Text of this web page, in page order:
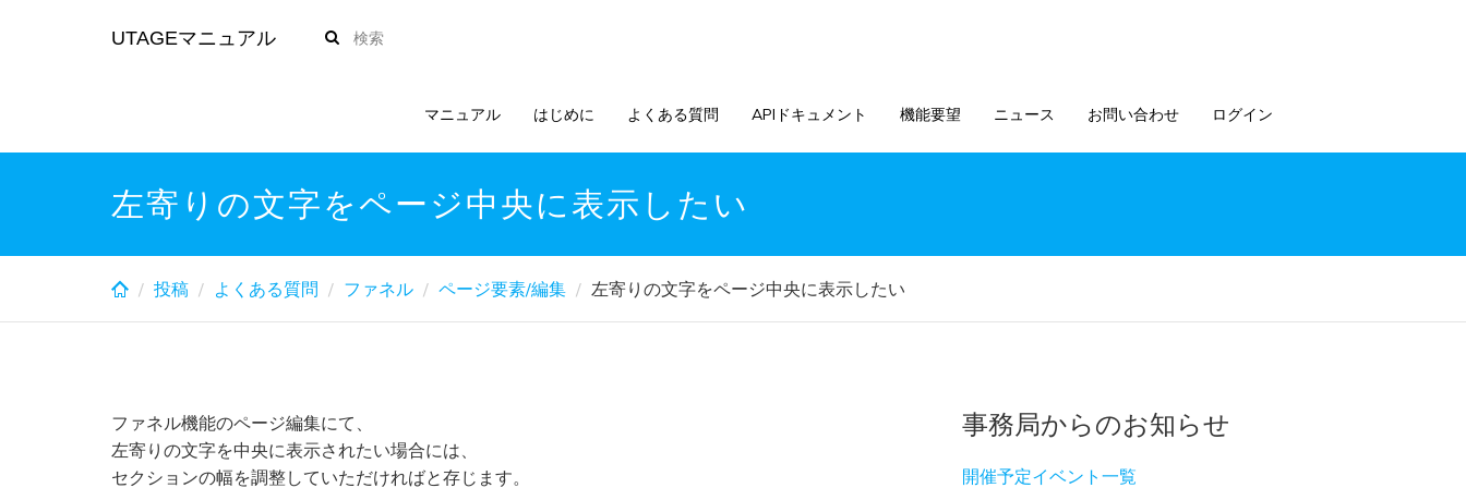
UTAGEマニュアル
マニュアル はじめに よくある質問 APIドキュメント 機能要望 ニュース お問い合わせ ログイン
左寄りの文字をページ中央に表示したい
投稿 よくある質問 ファネル ページ要素/編集 左寄りの文字をページ中央に表示したい
ファネル機能のページ編集にて、
左寄りの文字を中央に表示されたい場合には、
セクションの幅を調整していただければと存じます。
事務局からのお知らせ
開催予定イベント一覧